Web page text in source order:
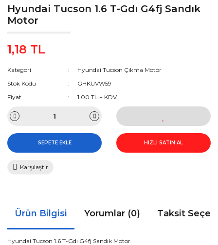
Hyundai Tucson 1.6 T-Gdı G4fj Sandık
Motor
1,18 TL
Kategori
Hyundai Tucson Çıkma Motor
Stok Kodu
GHKUVW59
Fiyat
1,00 TL + KDV
SEPETE EKLE HIZLI SATIN AL
Karşılaştır
Ürün Bilgisi Yorumlar (0) Taksit
Hyundai Tucson 1.6 T-Gdı G4fj Sandık Motor.